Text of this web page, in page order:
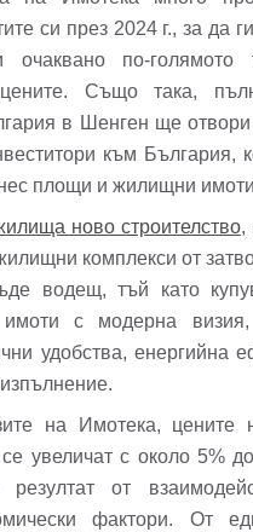
си през 2024 г., за да
очаквано по-голямото
Също така,
в Шенген ще отвори
към България,
площи и жилищни
ново строителство,
комплекси от
водещ, тъй като
с модерна визия,
удобства, енергийна
на Имотека, цените
увеличат с около 5%
от
фактори. От